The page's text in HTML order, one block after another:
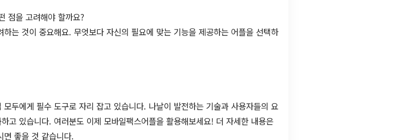
점을 고려해야 할까요?
는 것이 중요해요. 무엇보다 자신의 필요에 맞는 기능을 제공하는 어플을 선택하
두에게 필수 도구로 자리 잡고 있습니다. 나날이 발전하는 기술과 사용자들의 요
고 있습니다. 여러분도 이제 모바일팩스어플을 활용해보세요! 더 자세한 내용은
면 좋을 것 같습니다.